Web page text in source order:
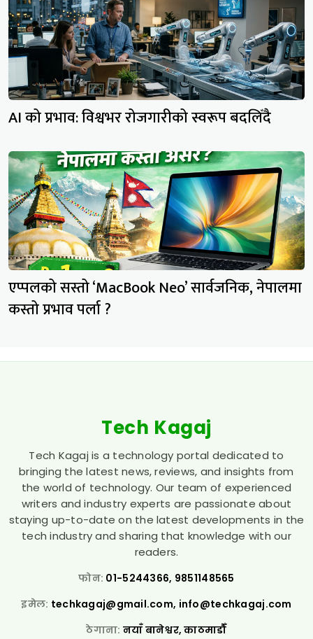
AI को प्रभाव: विश्वभर रोजगारीको स्वरूप बदलिँदै
एप्पलको सस्तो ‘MacBook Neo’ सार्वजनिक, नेपालमा
कस्तो प्रभाव पर्ला ?
Tech Kagaj
Tech Kagaj is a technology portal dedicated to
bringing the latest news, reviews, and insights from
the world of technology. Our team of experienced
writers and industry experts are passionate about
staying up-to-date on the latest developments in the
tech industry and sharing that knowledge with our
readers.
फोन: 01-5244366, 9851148565
इमेल: techkagaj@gmail.com, info@techkagaj.com
ठेगाना: नयाँ बानेश्वर, काठमाडौँ